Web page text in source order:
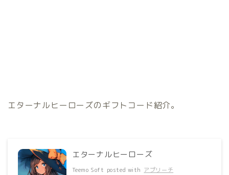
エターナルヒーローズのギフトコード紹介。
エターナルヒーローズ
Teemo Soft posted with アプリーチ